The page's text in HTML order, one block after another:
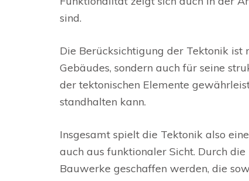
sind.
Die Berücksichtigung der Tektonik
Gebäudes, sondern auch für seine
der tektonischen Elemente
standhalten kann.
Insgesamt spielt die Tektonik also
auch aus funktionaler Sicht. Durch
Bauwerke geschaffen werden, die